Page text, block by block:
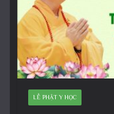
LỄ PHẬT Y HỌC